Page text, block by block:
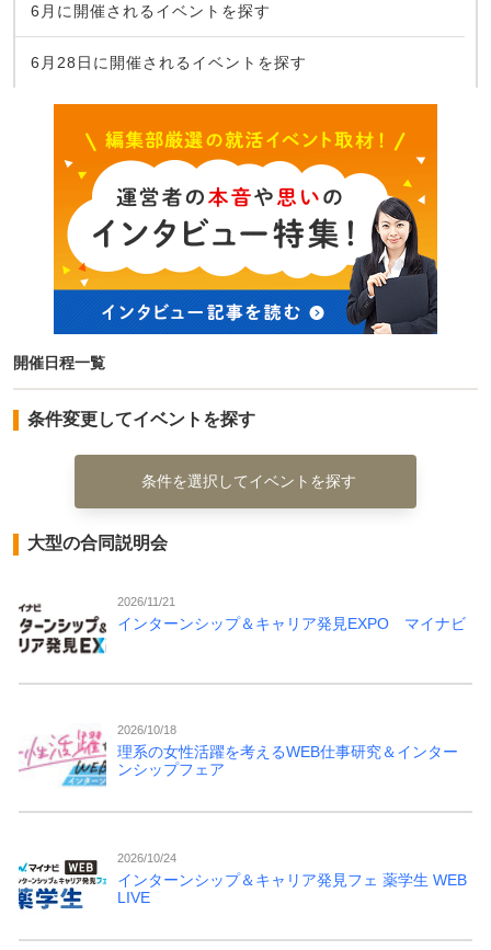
6月に開催されるイベントを探す
6月28日に開催されるイベントを探す
開催日程一覧
条件変更してイベントを探す
条件を選択してイベントを探す
大型の合同説明会
2026/11/21
インターンシップ＆キャリア発見EXPO マイナビ
2026/10/18
理系の女性活躍を考えるWEB仕事研究＆インター
ンシップフェア
2026/10/24
インターンシップ＆キャリア発見フェ 薬学生 WEB
LIVE